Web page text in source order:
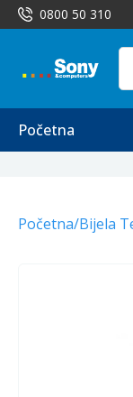
0800 50 310
Početna
Početna/Bijela